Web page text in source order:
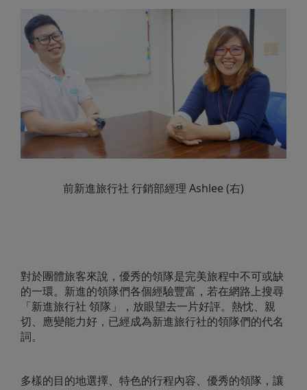
前新進旅行社 行銷部經理 Ashlee (右)
對於團體旅客來說，優秀的領隊是完美旅程中不可或缺
的一環。新進的領隊們各個經驗豐富，若在網路上搜尋
「新進旅行社 領隊」，放眼望去一片好評。熱忱、親
切、應變能力好，已經成為新進旅行社的領隊們的代名
詞。
多樣的目的地選擇、特色的行程內容、優秀的領隊，讓